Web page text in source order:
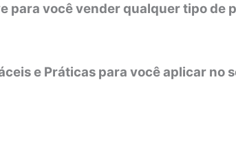
para você vender qualquer tipo de
e Práticas para você aplicar no